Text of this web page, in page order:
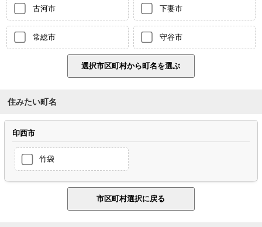
古河市 下妻市
常総市 守谷市
住みたい町名
印西市
竹袋